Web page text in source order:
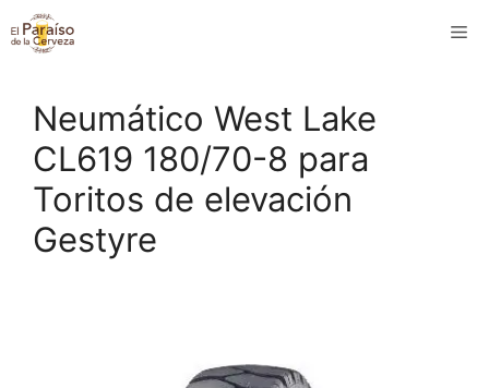
Saltar
al
Neumático West Lake
CL619 180/70-8 para
Toritos de elevación
Gestyre